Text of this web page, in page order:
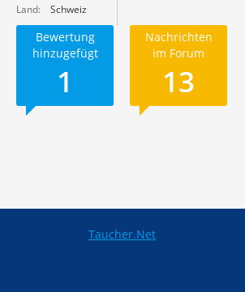
Land
Schweiz
Bewertung
hinzugefügt
1
Nachrichten
im Forum
13
Taucher.Net